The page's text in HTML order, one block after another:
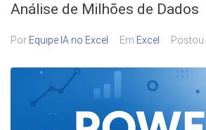
Análise de Milhões de Dados
Por Equipe IA no Excel Em Excel Postou